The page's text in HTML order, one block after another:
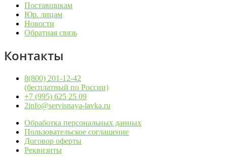
Поставщикам
Юр. лицам
Новости
Обратная связь
Контакты
8(800) 201-12-42
(бесплатный по России)
+7 (995) 625 25 09
2info@servisnaya-lavka.ru
Обработка персональных данных
Пользовательское соглашение
Договор оферты
Реквизиты